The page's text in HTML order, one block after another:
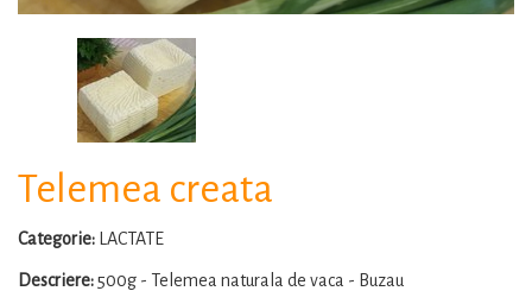
Telemea creata
Categorie: LACTATE
Descriere:500g - Telemea naturala de vaca - Buzau